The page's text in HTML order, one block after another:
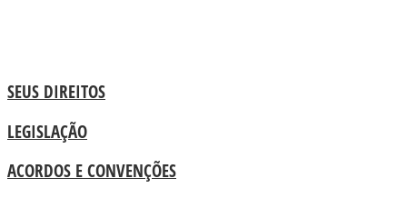
SEUS DIREITOS
LEGISLAÇÃO
ACORDOS E CONVENÇÕES